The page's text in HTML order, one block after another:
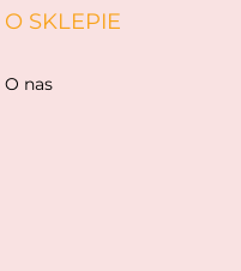
O SKLEPIE
O nas